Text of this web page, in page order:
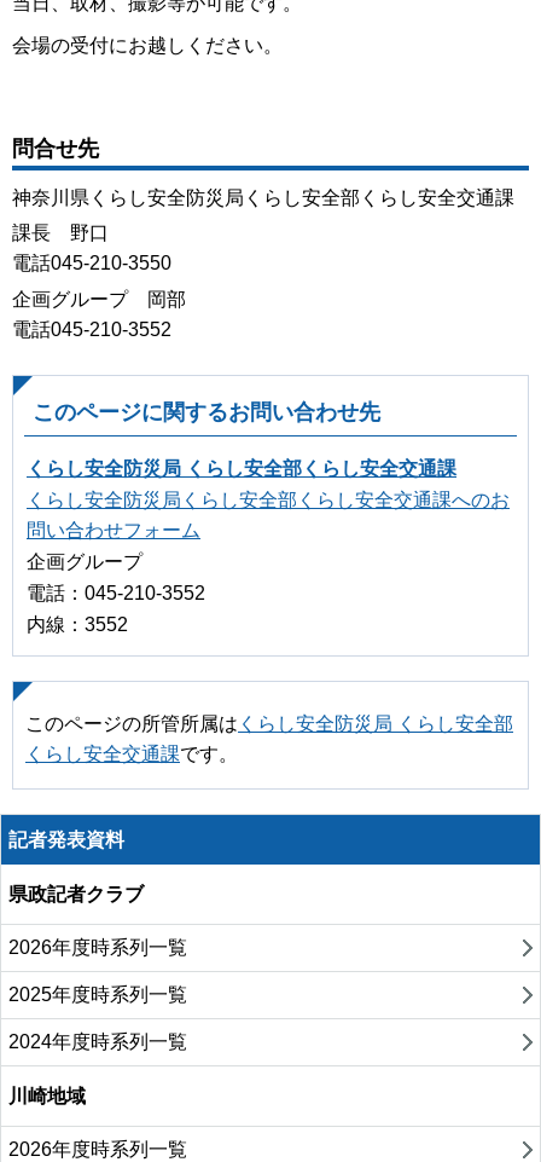
会場の受付にお越しください。
問合せ先
神奈川県くらし安全防災局くらし安全部くらし安全交通課
課長 野口
電話045-210-3550
企画グループ 岡部
電話045-210-3552
このページに関するお問い合わせ先
くらし安全防災局 くらし安全部くらし安全交通課
くらし安全防災局くらし安全部くらし安全交通課へのお
問い合わせフォーム
企画グループ
電話：045-210-3552
内線：3552
このページの所管所属は くらし安全防災局 くらし安全部
くらし安全交通課です。
記者発表資料
県政記者クラブ
2026年度時系列一覧
2025年度時系列一覧
2024年度時系列一覧
川崎地域
2026年度時系列一覧